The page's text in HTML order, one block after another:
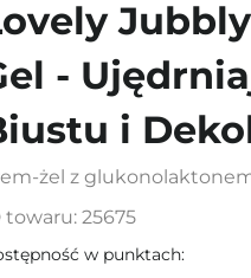
-
i
żel z
towaru: 25675
w punktach: